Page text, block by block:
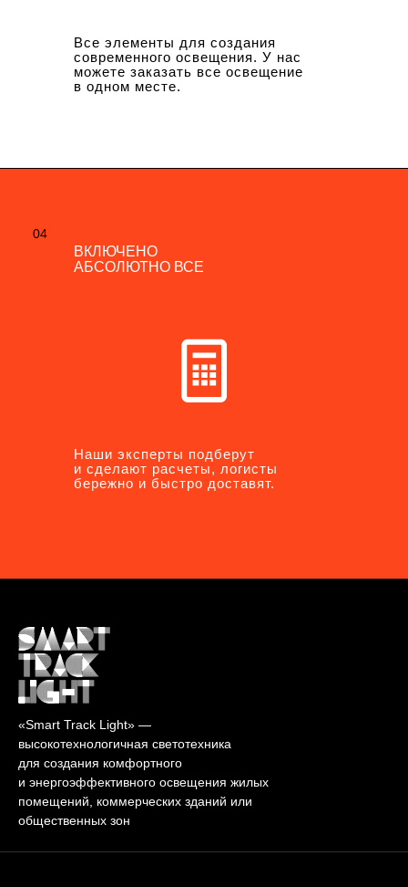
Все элементы для создания
современного освещения. У нас
можете заказать все освещение
в одном месте.
04
ВКЛЮЧЕНО
АБСОЛЮТНО ВСЕ
Наши эксперты подберут
и сделают расчеты, логисты
бережно и быстро доставят.
04
ВКЛЮЧЕНО
АБСОЛЮТНО ВСЕ
Наши эксперты подберут
и сделают расчеты, логисты
бережно и быстро доставят.
«Smart Track Light» —
высокотехнологичная светотехника
для создания комфортного
и энергоэффективного освещения жилых
помещений, коммерческих зданий или
общественных зон